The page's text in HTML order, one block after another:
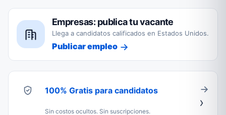
Empresas: publica tu vacante
Llega a candidatos calificados en Estados Unidos.
Publicar empleo
100% Gratis para candidatos
Sin costos ocultos. Sin suscripciones.